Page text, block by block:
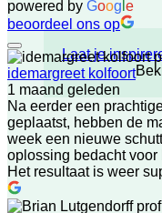
Laat je
powered by Goog e
beoordeel ons op
idemargreet kolfoort
1 maand geleden
Na eerder een
geplaatst, hebben de
week een nieuwe
oplossing bedacht
Het resultaat is weer